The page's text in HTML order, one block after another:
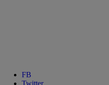
FB
Twitter